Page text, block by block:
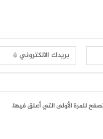
للمرة الأولى التي أعلق فيها.